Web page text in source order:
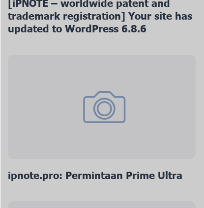
[iPNOTE – worldwide patent and
trademark registration] Your site has
updated to WordPress 6.8.6
ipnote.pro: Permintaan Prime Ultra